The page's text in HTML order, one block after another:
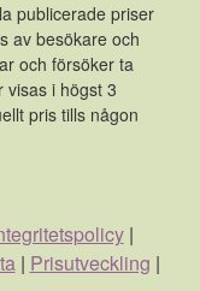
publicerade priser
av besökare och
och försöker ta
visas i högst 3
pris tills någon
|
| Prisutveckling |